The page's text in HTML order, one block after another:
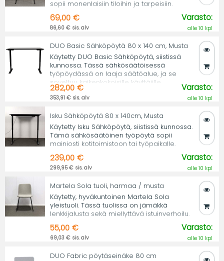
sopii monenlaisiin tiloihin ja tarpeisiin.
69,00 €
86,60 € sis. alv
Varasto:
alle 10 kpl
DUO Basic Sähköpöytä 80 x 140 cm, Musta
Käytetty DUO Basic Sähköpöytä, siistissä
kunnossa. Tässä sähkösäätöisessä
työpöydässä on laaja säätöalue, ja se
soveltuu kaikenkokoisille käyttäjille.
282,00 €
353,91 € sis. alv
Varasto:
alle 10 kpl
Isku Sähköpöytä 80 x 140cm, Musta
Käytetty Isku Sähköpöytä, siistissä kunnossa.
Tämä sähkösäätöinen työpöytä sopii
mainiosti kotitoimistoon tai työpaikalle.
239,00 €
299,95 € sis. alv
Varasto:
alle 10 kpl
Martela Sola tuoli, harmaa / musta
Käytetty, hyväkuntoinen Martela Sola
yleistuoli. Tässä tuolissa on jämäkkä
lenkkijalusta sekä miellyttävä istuinverhoilu.
55,00 €
69,03 € sis. alv
Varasto:
alle 10 kpl
DUO Fabric pöytäseinäke 80 cm